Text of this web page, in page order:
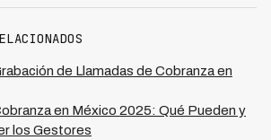
exige eficiencia en
local. Kleva facilita esta
legalmente en 7 países LATAM con
financieras escalar sin duplicar costos
adoptar una plataforma multi-país
eficiencia operacional mientras
de recuperación del 73% en
de Llamadas de Cobranza en
en México 2025: Qué Pueden y
los Gestores